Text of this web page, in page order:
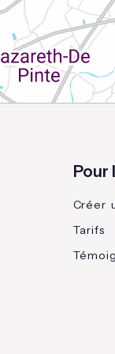
Pour
Créer
Tarifs